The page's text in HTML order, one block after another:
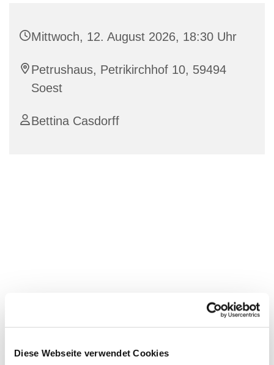
Diese Webseite verwendet Cookies
Mittwoch, 12. August 2026, 18:30 Uhr
Petrushaus, Petrikirchhof 10, 59494
Soest
Bettina Casdorff